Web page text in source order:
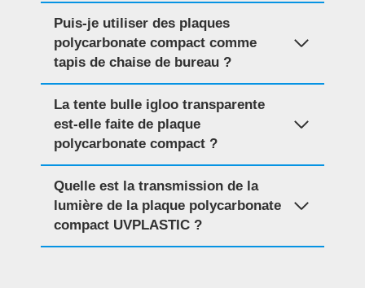
Puis-je utiliser des plaques
polycarbonate compact comme
tapis de chaise de bureau ?
La tente bulle igloo transparente
est-elle faite de plaque
polycarbonate compact ?
Quelle est la transmission de la
lumière de la plaque polycarbonate
compact UVPLASTIC ?